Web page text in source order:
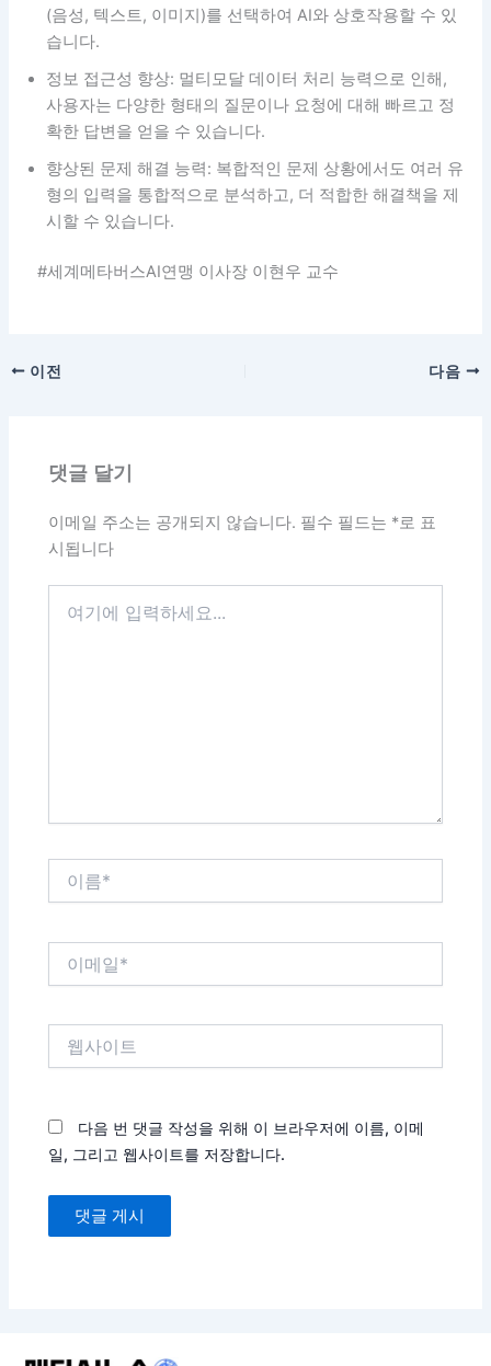
(음성, 텍스트, 이미지)를 선택하여 AI와 상호작용할 수 있
습니다.
정보 접근성 향상: 멀티모달 데이터 처리 능력으로 인해,
사용자는 다양한 형태의 질문이나 요청에 대해 빠르고 정
확한 답변을 얻을 수 있습니다.
향상된 문제 해결 능력: 복합적인 문제 상황에서도 여러 유
형의 입력을 통합적으로 분석하고, 더 적합한 해결책을 제
시할 수 있습니다.
#세계메타버스AI연맹 이사장 이현우 교수
이전 다음
댓글 달기
이메일 주소는 공개되지 않습니다. 필수 필드는 *로 표
시됩니다
다음 번 댓글 작성을 위해 이 브라우저에 이름, 이메
일, 그리고 웹사이트를 저장합니다.